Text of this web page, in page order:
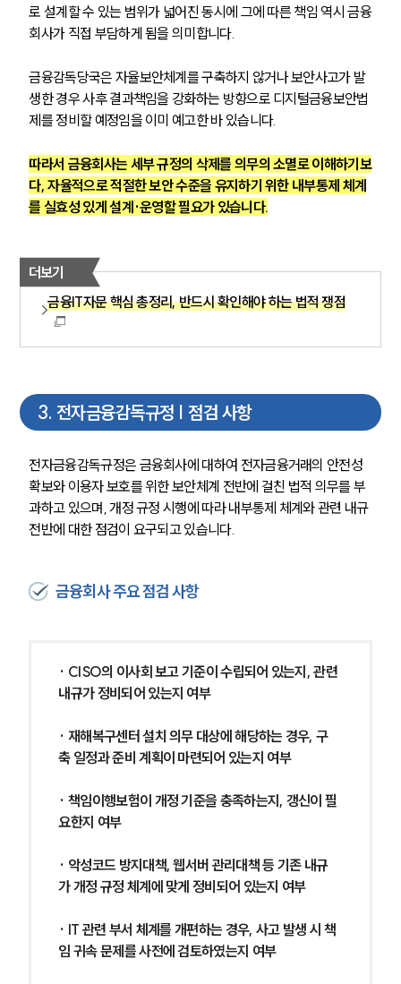
로 설계할 수 있는 범위가 넓어진 동시에 그에 따른 책임 역시 금융
회사가 직접 부담하게 됨을 의미합니다.
금융감독당국은 자율보안체계를 구축하지 않거나 보안사고가 발
생한 경우 사후 결과책임을 강화하는 방향으로 디지털금융보안법
제를 정비할 예정임을 이미 예고한 바 있습니다.
따라서 금융회사는 세부 규정의 삭제를 의무의 소멸로 이해하기보
다, 자율적으로 적절한 보안 수준을 유지하기 위한 내부통제 체계
를 실효성 있게 설계·운영할 필요가 있습니다.
더보기
금융IT자문 핵심 총정리, 반드시 확인해야 하는 법적 쟁점
3. 전자금융감독규정 | 점검 사항
전자금융감독규정은 금융회사에 대하여 전자금융거래의 안전성
확보와 이용자 보호를 위한 보안체계 전반에 걸친 법적 의무를 부
과하고 있으며, 개정 규정 시행에 따라 내부통제 체계와 관련 내규
전반에 대한 점검이 요구되고 있습니다.
금융회사 주요 점검 사항
· CISO의 이사회 보고 기준이 수립되어 있는지, 관련
내규가 정비되어 있는지 여부
· 재해복구센터 설치 의무 대상에 해당하는 경우, 구
축 일정과 준비 계획이 마련되어 있는지 여부
· 책임이행보험이 개정 기준을 충족하는지, 갱신이 필
요한지 여부
· 악성코드 방지대책, 웹서버 관리대책 등 기존 내규
가 개정 규정 체계에 맞게 정비되어 있는지 여부
· IT 관련 부서 체계를 개편하는 경우, 사고 발생 시 책
임 귀속 문제를 사전에 검토하였는지 여부